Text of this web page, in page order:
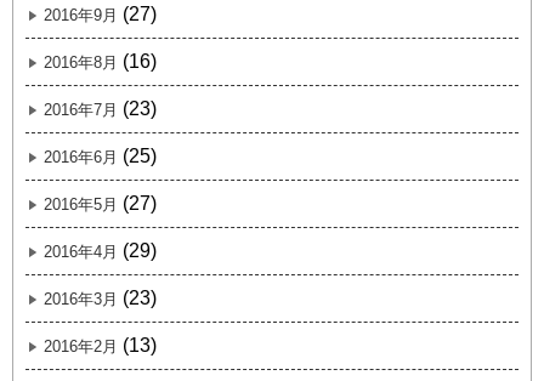
2016年9月 (27)
2016年8月 (16)
2016年7月 (23)
2016年6月 (25)
2016年5月 (27)
2016年4月 (29)
2016年3月 (23)
2016年2月 (13)